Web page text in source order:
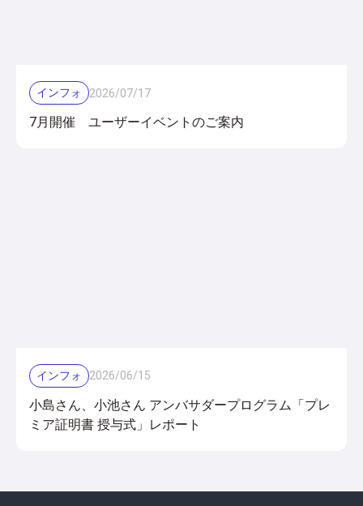
インフォ 2026/07/17
7月開催 ユーザーイベントのご案内
インフォ 2026/06/15
小島さん、小池さん アンバサダープログラム「プレ
ミア証明書 授与式」レポート